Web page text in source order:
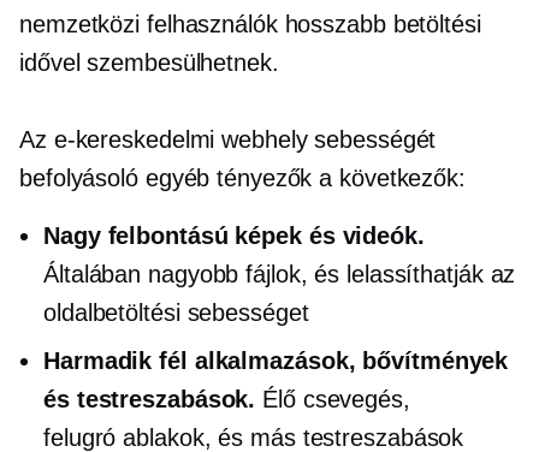
nemzetközi felhasználók hosszabb betöltési
idővel szembesülhetnek.
Az e-kereskedelmi webhely sebességét
befolyásoló egyéb tényezők a következők:
Nagy felbontású képek és videók.
Általában nagyobb fájlok, és lelassíthatják az
oldalbetöltési sebességet
Harmadik fél alkalmazások, bővítmények
és testreszabások. Élő csevegés,
felugró ablakok, és más testreszabások